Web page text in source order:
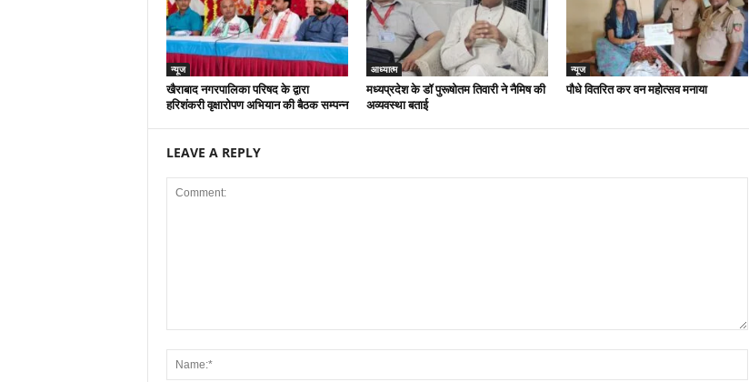
न्यूज
खैराबाद नगरपालिका परिषद के द्वारा
हरिशंकरी वृक्षारोपण अभियान की बैठक सम्पन्न
आध्यात्म
मध्यप्रदेश के डॉ पुरूषोतम तिवारी ने नैमिष की
अव्यवस्था बताई
न्यूज
पौधे वितरित कर वन महोत्सव मनाया
LEAVE A REPLY